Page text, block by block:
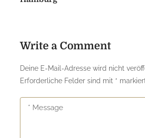
Write a Comment
Deine E-Mail-Adresse wird nicht
Erforderliche Felder sind mit *